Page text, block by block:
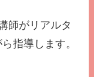
師がリアルタ
指導します。